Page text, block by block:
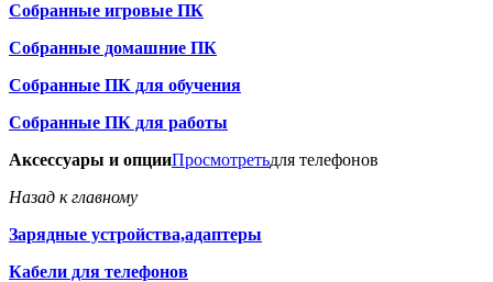
Собранные игровые ПК
Собранные домашние ПК
Собранные ПК для обучения
Собранные ПК для работы
Аксессуары и опцииПросмотретьдля телефонов
Назад к главному
Зарядные устройства,адаптеры
Кабели для телефонов